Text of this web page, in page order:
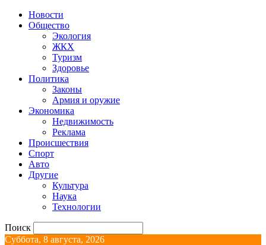
Новости
Общество
Экология
ЖКХ
Туризм
Здоровье
Политика
Законы
Армия и оружие
Экономика
Недвижимость
Реклама
Происшествия
Спорт
Авто
Другие
Культура
Наука
Технологии
Поиск
Суббота, 8 августа, 2026